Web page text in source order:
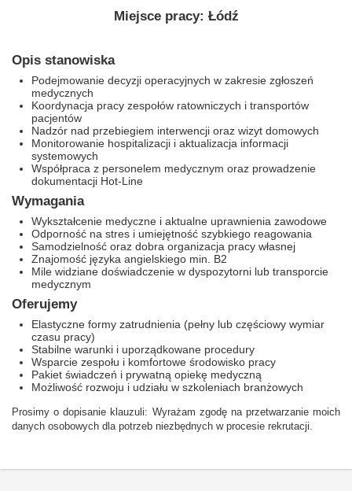
Miejsce pracy: Łódź
Opis stanowiska
Podejmowanie decyzji operacyjnych w zakresie zgłoszeń
medycznych
Koordynacja pracy zespołów ratowniczych i transportów
pacjentów
Nadzór nad przebiegiem interwencji oraz wizyt domowych
Monitorowanie hospitalizacji i aktualizacja informacji
systemowych
Współpraca z personelem medycznym oraz prowadzenie
dokumentacji Hot-Line
Wymagania
Wykształcenie medyczne i aktualne uprawnienia zawodowe
Odporność na stres i umiejętność szybkiego reagowania
Samodzielność oraz dobra organizacja pracy własnej
Znajomość języka angielskiego min. B2
Mile widziane doświadczenie w dyspozytorni lub transporcie
medycznym
Oferujemy
Elastyczne formy zatrudnienia (pełny lub częściowy wymiar
czasu pracy)
Stabilne warunki i uporządkowane procedury
Wsparcie zespołu i komfortowe środowisko pracy
Pakiet świadczeń i prywatną opiekę medyczną
Możliwość rozwoju i udziału w szkoleniach branżowych
Prosimy o dopisanie klauzuli: Wyrażam zgodę na przetwarzanie moich
danych osobowych dla potrzeb niezbędnych w procesie rekrutacji.